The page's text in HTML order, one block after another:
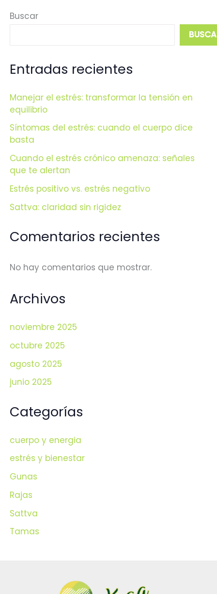
basta
Buscar
Entradas recientes
Manejar el estrés: transformar la tensión en
equilibrio
Síntomas del estrés: cuando el cuerpo dice
basta
Cuando el estrés crónico amenaza: señales
que te alertan
Estrés positivo vs. estrés negativo
Sattva: claridad sin rigidez
Comentarios recientes
No hay comentarios que mostrar.
Archivos
noviembre 2025
octubre 2025
agosto 2025
junio 2025
Categorías
cuerpo y energia
estrés y bienestar
Gunas
Rajas
Sattva
Tamas